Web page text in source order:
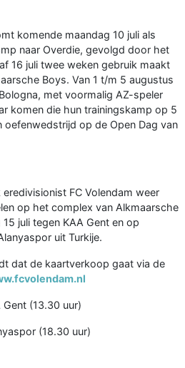
komende maandag 10 juli als
naar Overdie, gevolgd door het
16 juli twee weken gebruik maakt
Boys. Van 1 t/m 5 augustus
met voormalig AZ-speler
komen die hun trainingskamp op 5
oefenwedstrijd op de Open Dag van
FC Volendam weer
op het complex van Alkmaarsche
juli tegen KAA Gent en op
uit Turkije.
dat de kaartverkoop gaat via de
Gent (13.30 uur)
(18.30 uur)